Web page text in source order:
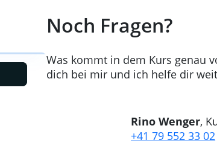
Noch Fragen?
Was kommt in dem Kurs genau
dich bei mir und ich helfe dir
Rino Wenger,
+41 79 552 33 02